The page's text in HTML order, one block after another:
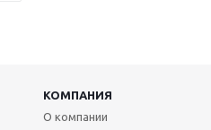
КОМПАНИЯ
О компании